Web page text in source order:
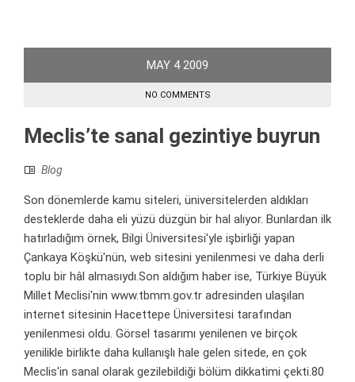
MAY 4 2009
NO COMMENTS
Meclis’te sanal gezintiye buyrun
Blog
Son dönemlerde kamu siteleri, üniversitelerden aldıkları
desteklerde daha eli yüzü düzgün bir hal alıyor. Bunlardan ilk
hatırladığım örnek, Bilgi Üniversitesi'yle işbirliği yapan
Çankaya Köşkü'nün, web sitesini yenilenmesi ve daha derli
toplu bir hâl almasıydı.Son aldığım haber ise, Türkiye Büyük
Millet Meclisi'nin www.tbmm.gov.tr adresinden ulaşılan
internet sitesinin Hacettepe Üniversitesi tarafından
yenilenmesi oldu. Görsel tasarımı yenilenen ve birçok
yenilikle birlikte daha kullanışlı hale gelen sitede, en çok
Meclis'in sanal olarak gezilebildiği bölüm dikkatimi çekti.80